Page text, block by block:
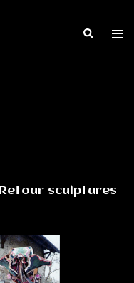
Rechercher
Retour sculptures